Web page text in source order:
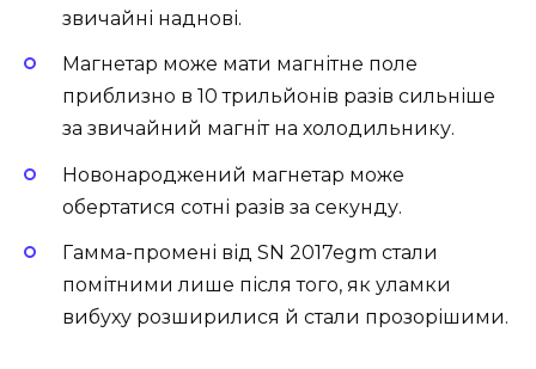
звичайні наднові.
Магнетар може мати магнітне поле
приблизно в 10 трильйонів разів сильніше
за звичайний магніт на холодильнику.
Новонароджений магнетар може
обертатися сотні разів за секунду.
Гамма-промені від SN 2017egm стали
помітними лише після того, як уламки
вибуху розширилися й стали прозорішими.